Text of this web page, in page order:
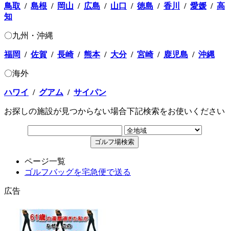
鳥取 / 島根 / 岡山 / 広島 / 山口 / 徳島 / 香川 / 愛媛 / 高
知
〇九州・沖縄
福岡 / 佐賀 / 長崎/ 熊本/ 大分/ 宮崎/ 鹿児島 / 沖縄
〇海外
ハワイ / グアム / サイパン
お探しの施設が見つからない場合下記検索をお使いください
ページ一覧
ゴルフバッグを宅急便で送る
広告